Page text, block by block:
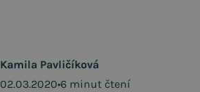
Kamila Pavličíková
02.03.2020•6 minut čtení